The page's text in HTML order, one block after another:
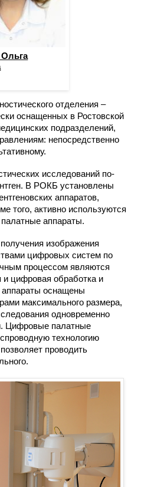
отделения –
оснащенных в Ростовской
подразделений,
непосредственно
исследований по-
В РОКБ установлены
аппаратов,
того, активно используются
аппараты.
изображения
цифровых систем по
процессом являются
и цифровая обработка и
аппараты оснащены
максимального размера,
одновременно
Цифровые палатные
технологию
проводить